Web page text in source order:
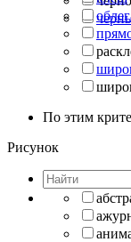
По этим
Рисунок